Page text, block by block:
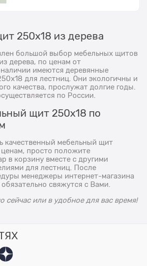
250х18 из дерева
большой выбор мебельных щитов
дерева, по ценам от
имеются деревянные
для лестниц. Они экологичны и
качества, прослужат долгие годы.
по России.
щит 250х18 по
качественный мебельный щит
просто положите
в корзину вместе с другими
для лестниц. После
менеджеры интернет-магазина
свяжутся с Вами.
сейчас или в удобное для вас время!